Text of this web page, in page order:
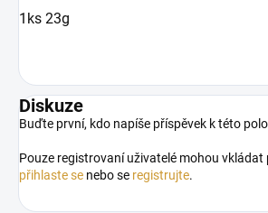
1ks 23g
Diskuze
Buďte první, kdo napíše příspěvek k této
Pouze registrovaní uživatelé mohou vkládat
přihlaste se nebo se registrujte.